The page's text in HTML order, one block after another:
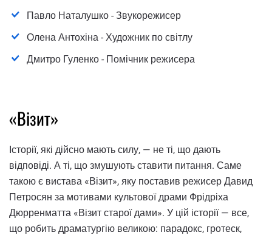
Павло Наталушко - Звукорежисер
Олена Антохіна - Художник по світлу
Дмитро Гуленко - Помічник режисера
«Візит»
Історії, які дійсно мають силу, — не ті, що дають
відповіді. А ті, що змушують ставити питання. Саме
такою є вистава «Візит», яку поставив режисер Давид
Петросян за мотивами культової драми Фрідріха
Дюрренматта «Візит старої дами». У цій історії — все,
що робить драматургію великою: парадокс, гротеск,